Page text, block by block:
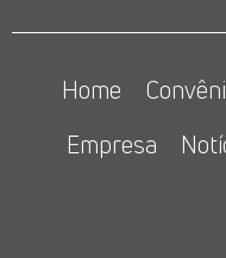
Home
Empresa